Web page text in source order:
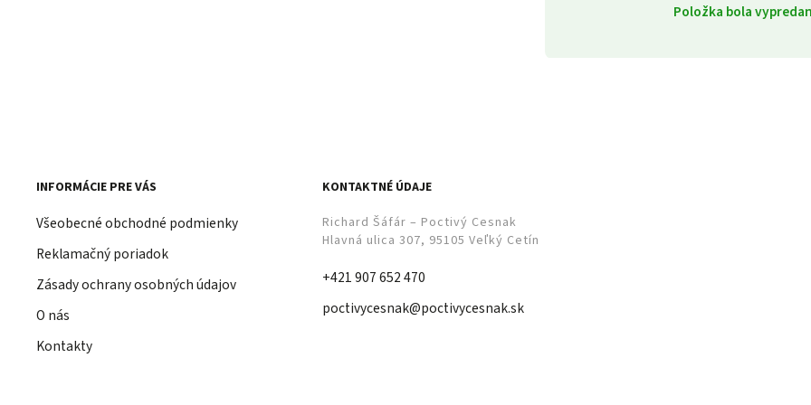
Položka bola
INFORMÁCIE PRE VÁS
Všeobecné obchodné podmienky
Reklamačný poriadok
Zásady ochrany osobných údajov
O nás
Kontakty
KONTAKTNÉ ÚDAJE
Richard Šáfár – Poctivý Cesnak
Hlavná ulica 307, 95105 Veľký Cetín
+421 907 652 470
poctivycesnak@poctivycesnak.sk